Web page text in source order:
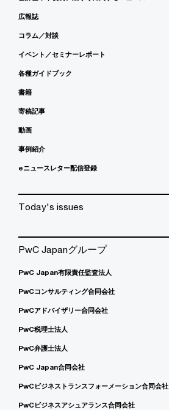
広報誌
コラム／対談
イベント／セミナーレポート
各種ガイドブック
書籍
寄稿記事
動画
事例紹介
eニュースレター配信登録
Today's issues
PwC Japanグループ
PwC Japan有限責任監査法人
PwCコンサルティング合同会社
PwCアドバイザリー合同会社
PwC税理士法人
PwC弁護士法人
PwC Japan合同会社
PwCビジネストランスフォーメーション合同会社
PwCビジネスアシュアランス合同会社